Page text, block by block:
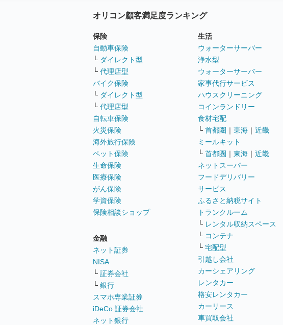
オリコン顧客満足度ランキング
保険
自動車保険
└ ダイレクト型
└ 代理店型
バイク保険
└ ダイレクト型
└ 代理店型
自転車保険
火災保険
海外旅行保険
ペット保険
生命保険
医療保険
がん保険
学資保険
保険相談ショップ
金融
ネット証券
NISA
└ 証券会社
└ 銀行
スマホ専業証券
iDeCo 証券会社
ネット銀行
生活
ウォーターサーバー
浄水型
ウォーターサーバー
家事代行サービス
ハウスクリーニング
コインランドリー
食材宅配
└ 首都圏 ｜ 東海 ｜ 近畿
ミールキット
└ 首都圏 ｜ 東海 ｜ 近畿
ネットスーパー
フードデリバリー
サービス
ふるさと納税サイト
トランクルーム
└ レンタル収納スペース
└ コンテナ
└ 宅配型
引越し会社
カーシェアリング
レンタカー
格安レンタカー
カーリース
車買取会社